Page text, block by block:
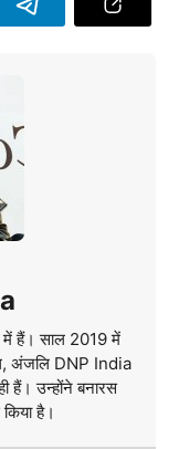
में हैं। साल 2019 में
अंजलि DNP India
हैं। उन्होंने बनारस
किया है।